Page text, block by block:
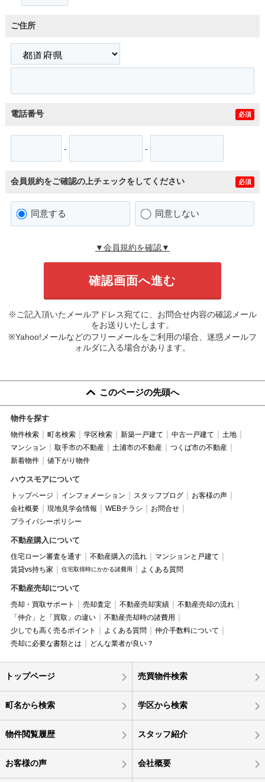
ご住所
電話番号 必須
- -
会員規約をご確認の上チェックをしてください 必須
同意する 同意しない
▼会員規約を確認▼
※ご記入頂いたメールアドレス宛てに、お問合せ内容の確認メール
をお送りいたします。
※Yahoo!メールなどのフリーメールをご利用の場合、迷惑メールフ
ォルダに入る場合があります。
このページの先頭へ
物件を探す
物件検索 町名検索 学区検索 新築一戸建て 中古一戸建て
土地
マンション
取手市の不動産 土浦市の不動産
つくば市の不動産
新着物件
値下がり物件
ハウスモアについて
トップページ インフォメーション スタッフブログ
お客様の声
会社概要
現地見学会情報 WEBチラシ
お問合せ
プライバシーポリシー
不動産購入について
住宅ローン審査を通す 不動産購入の流れ
マンションと戸建て
賃貸vs持ち家
住宅取得時にかかる諸費用 よくある質問
不動産売却について
売却・買取サポート 売却査定 不動産売却実績
不動産売却の流れ
「仲介」と「買取」の違い
不動産売却時の諸費用
少しでも高く売るポイント
よくある質問
仲介手数料について
売却に必要な書類とは
どんな業者が良い？
トップページ 売買物件検索
町名から検索 学区から検索
物件閲覧履歴 スタッフ紹介
お客様の声 会社概要